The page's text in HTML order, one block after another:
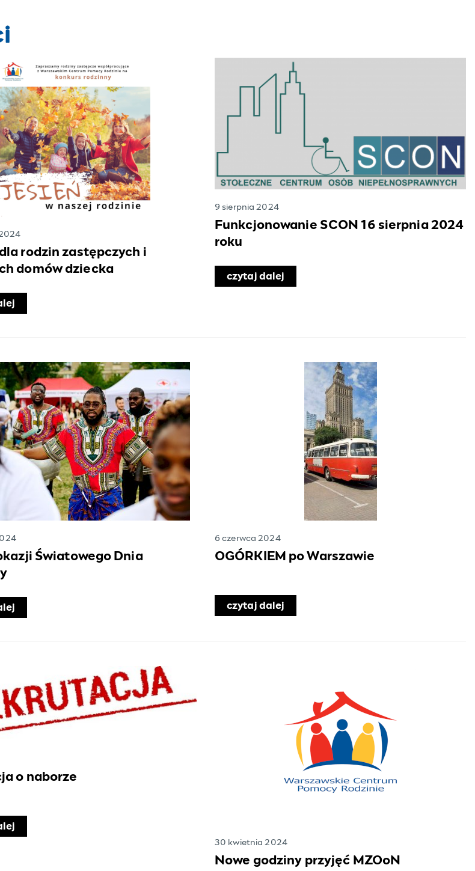
rodzin zastępczych i
domów dziecka
9 sierpnia 2024
Funkcjonowanie SCON 16 sierpnia 2024
roku
czytaj dalej
Światowego Dnia
o Piknik z okazji Światowego Dnia Uchodźcy
6 czerwca 2024
OGÓRKIEM po Warszawie
czytaj dalej
o naborze
30 kwietnia 2024
Nowe godziny przyjęć MZOoN